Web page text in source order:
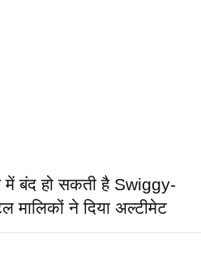
बंद हो सकती है Swiggy-
मालिकों ने दिया अल्टीमेट